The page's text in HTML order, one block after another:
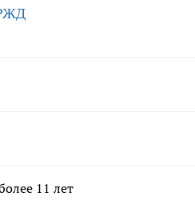
11 лет